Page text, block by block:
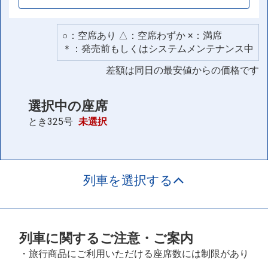
○：空席あり △：空席わずか ×：満席
＊：発売前もしくはシステムメンテナンス中
差額は同日の最安値からの価格です
選択中の座席
とき325号 未選択
列車を選択する
列車に関するご注意・ご案内
・旅行商品にご利用いただける座席数には制限があり